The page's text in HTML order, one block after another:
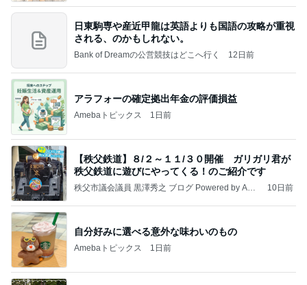
日東駒専や産近甲龍は英語よりも国語の攻略が重視
される、のかもしれない。
Bank of Dreamの公営競技はどこへ行く 12日前
アラフォーの確定拠出年金の評価損益
Amebaトピックス 1日前
【秩父鉄道】８/２～１１/３０開催 ガリガリ君が
秩父鉄道に遊びにやってくる！のご紹介です
秩父市議会議員 黒澤秀之 ブログ Powered by Ame
10日前
自分好みに選べる意外な味わいのもの
Amebaトピックス 1日前